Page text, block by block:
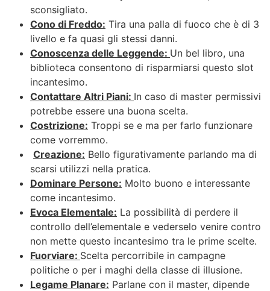
sconsigliato.
Cono di Freddo: Tira una palla di fuoco che è di 3
livello e fa quasi gli stessi danni.
Conoscenza delle Leggende: Un bel libro, una
biblioteca consentono di risparmiarsi questo slot
incantesimo.
Contattare Altri Piani: In caso di master permissivi
potrebbe essere una buona scelta.
Costrizione: Troppi se e ma per farlo funzionare
come vorremmo.
Creazione: Bello figurativamente parlando ma di
scarsi utilizzi nella pratica.
Dominare Persone: Molto buono e interessante
come incantesimo.
Evoca Elementale: La possibilità di perdere il
controllo dell’elementale e vederselo venire contro
non mette questo incantesimo tra le prime scelte.
Fuorviare: Scelta percorribile in campagne
politiche o per i maghi della classe di illusione.
Legame Planare: Parlane con il master, dipende